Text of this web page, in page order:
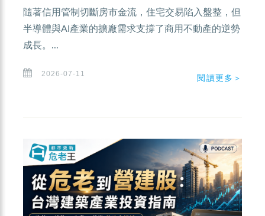
隨著信用管制切斷房市金流，住宅交易陷入盤整，但
半導體與AI產業的擴廠需求支撐了商用不動產的逆勢
成長。...
2026-07-11 閱讀更多＞